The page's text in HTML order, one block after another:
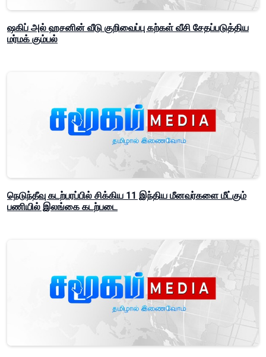
ஷகிப் அல் ஹசனின் வீடு குறிவைப்பு கற்கள் வீசி சேதப்படுத்திய
மர்மக் கும்பல்
நெடுந்தீவு கடற்பரப்பில் சிக்கிய 11 இந்திய மீனவர்களை மீட்கும்
பணியில் இலங்கை கடற்படை